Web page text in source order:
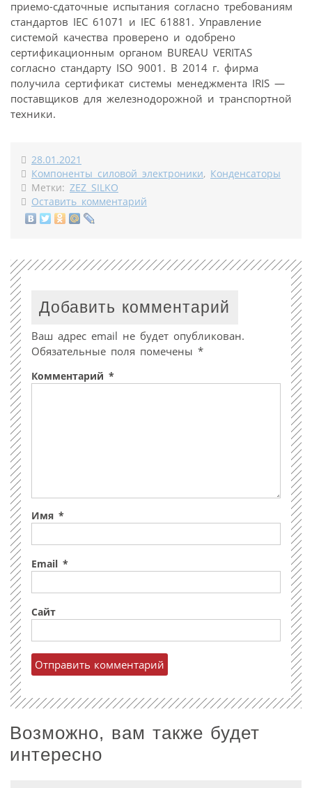
приемо-сдаточные испытания согласно требованиям
стандартов IEC 61071 и IEC 61881. Управление
системой качества проверено и одобрено
сертификационным органом BUREAU VERITAS
согласно стандарту ISO 9001. В 2014 г. фирма
получила сертификат системы менеджмента IRIS —
поставщиков для железнодорожной и транспортной
техники.
28.01.2021
Компоненты силовой электроники, Конденсаторы
Метки: ZEZ SILKO
Оставить комментарий
Добавить комментарий
Ваш адрес email не будет опубликован.
Обязательные поля помечены *
Комментарий *
Имя *
Email *
Сайт
Возможно, вам также будет
интересно